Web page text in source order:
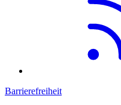
Barrierefreiheit